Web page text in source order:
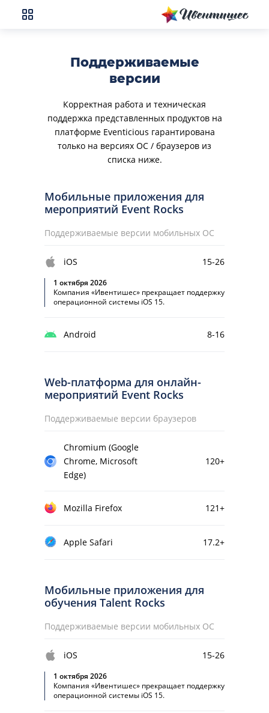
Поддерживаемые
версии
Корректная работа и техническая
поддержка представленных продуктов на
платформе Eventicious гарантирована
только на версиях ОС / браузеров из
списка ниже.
Мобильные приложения для
мероприятий Event Rocks
Поддерживаемые версии мобильных ОС
iOS 15-26
1 октября 2026
Компания «Ивентишес» прекращает поддержку
операционной системы iOS 15.
Android 8-16
Web-платформа для онлайн-
мероприятий Event Rocks
Поддерживаемые версии браузеров
Chromium (Google
Chrome, Microsoft
Edge)
120+
Mozilla Firefox 121+
Apple Safari 17.2+
Мобильные приложения для
обучения Talent Rocks
Поддерживаемые версии мобильных ОС
iOS 15-26
1 октября 2026
Компания «Ивентишес» прекращает поддержку
операционной системы iOS 15.